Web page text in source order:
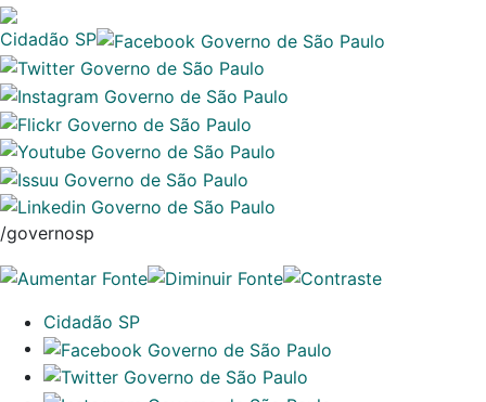
Cidadão SP
/governosp
Cidadão SP